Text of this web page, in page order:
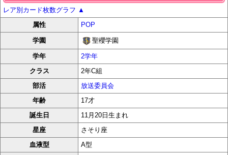
レア別カード枚数グラフ ▲
属性
POP
学園 聖櫻学園
学年
2学年
クラス
2年C組
部活
放送委員会
年齢
17才
誕生日
11月20日生まれ
星座
さそり座
血液型
A型